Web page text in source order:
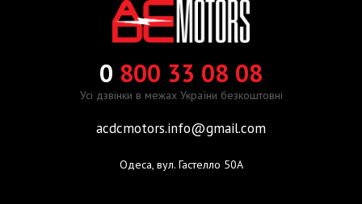
0 800 33 08 08
Усі дзвінки в межах України безкоштовні
acdcmotors.info@gmail.com
Одеса, вул. Гастелло 50А